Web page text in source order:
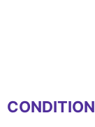
CONDITION